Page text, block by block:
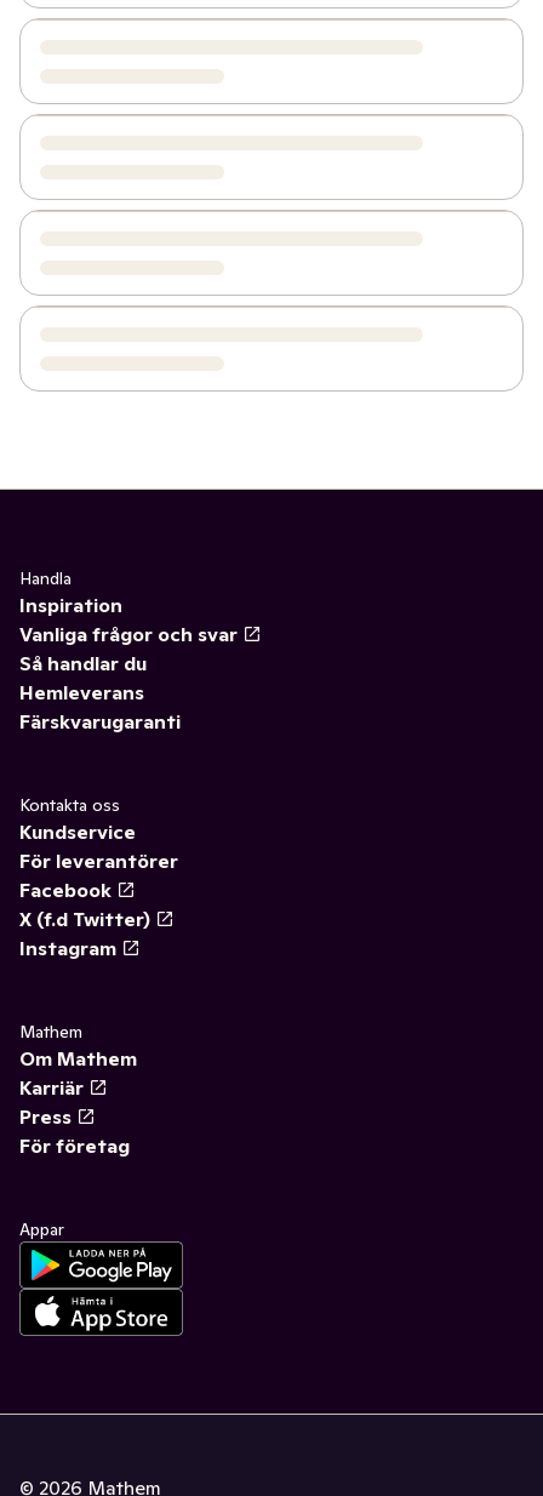
Handla
Inspiration
Vanliga frågor och svar
Så handlar du
Hemleverans
Färskvarugaranti
Kontakta oss
Kundservice
För leverantörer
Facebook
X (f.d Twitter)
Instagram
Mathem
Om Mathem
Karriär
Press
För företag
Appar
© 2026 Mathem